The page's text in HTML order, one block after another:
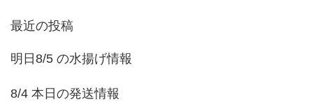
最近の投稿
明日8/5 の水揚げ情報
8/4 本日の発送情報